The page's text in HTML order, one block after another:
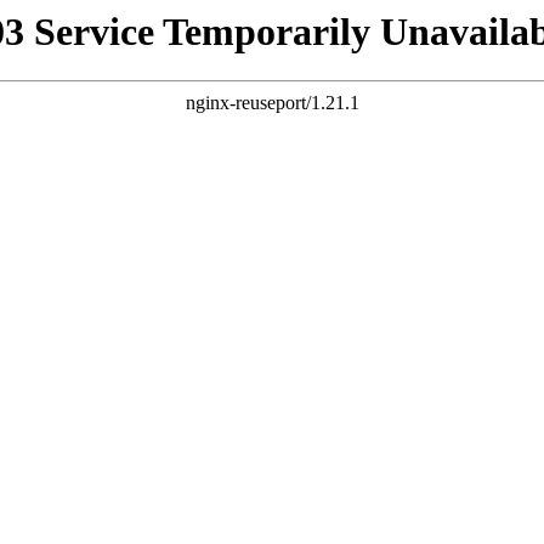
Service Temporarily
nginx-reuseport/1.21.1